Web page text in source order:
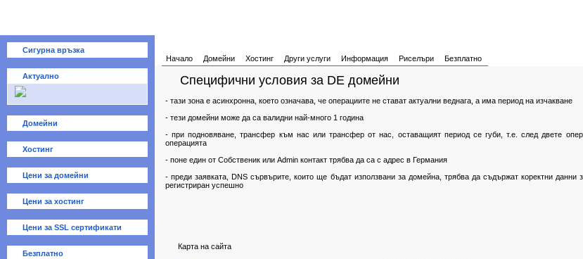
Сигурна връзка
Актуално
Домейни
Хостинг
Цени за домейни
Цени за хостинг
Цени за SSL сертификати
Безплатно
Начало
Домейни Хостинг Други услуги Информация Риселъри Безплатно
Специфични условия за DE домейни
- тази зона е асинхронна, което означава, че операциите не стават актуални веднага, а има период на изчакване
- тези домейни може да са валидни най-много 1 година
- при подновяване, трансфер към нас или трансфер от нас, оставащият период се губи, т.е. след двете
операцията
- поне един от Собственик или Admin контакт трябва да са с адрес в Германия
- преди заявката, DNS сървърите, които ще бъдат използвани за домейна, трябва да съдържат коректни
регистриран успешно
Карта на сайта